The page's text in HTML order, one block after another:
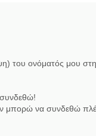
του ονόματός μου στη
μπορώ να συνδεθώ